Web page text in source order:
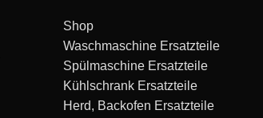
Shop
Waschmaschine Ersatzteile
Spülmaschine Ersatzteile
Kühlschrank Ersatzteile
Herd, Backofen Ersatzteile